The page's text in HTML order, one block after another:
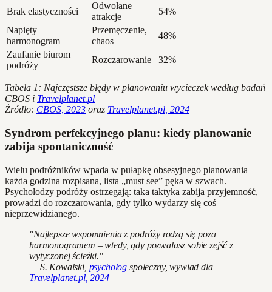
Brak elastyczności
Odwołane
atrakcje
54%
Napięty
harmonogram
Przemęczenie,
chaos
48%
Zaufanie biurom
podróży
Rozczarowanie 32%
Tabela 1: Najczęstsze błędy w planowaniu wycieczek według badań
CBOS i Travelplanet.pl
Źródło: CBOS, 2023 oraz Travelplanet.pl, 2024
Syndrom perfekcyjnego planu: kiedy planowanie
zabija spontaniczność
Wielu podróżników wpada w pułapkę obsesyjnego planowania –
każda godzina rozpisana, lista „must see” pęka w szwach.
Psycholodzy podróży ostrzegają: taka taktyka zabija przyjemność,
prowadzi do rozczarowania, gdy tylko wydarzy się coś
nieprzewidzianego.
"Najlepsze wspomnienia z podróży rodzą się poza
harmonogramem – wtedy, gdy pozwalasz sobie zejść z
wytyczonej ścieżki."
— S. Kowalski, psycholog społeczny, wywiad dla
Travelplanet.pl, 2024